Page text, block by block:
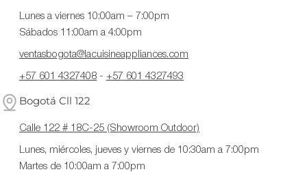
Lunes a viernes 10:00am – 7:00pm
Sábados 11:00am a 4:00pm
ventasbogota@lacuisineappliances.com
+57 601 4327408 - +57 601 4327493
Bogotá Cll 122
Calle 122 # 18C-25 (Showroom Outdoor)
Lunes, miércoles, jueves y viernes de 10:30am a 7:00pm
Martes de 10:00am a 7:00pm